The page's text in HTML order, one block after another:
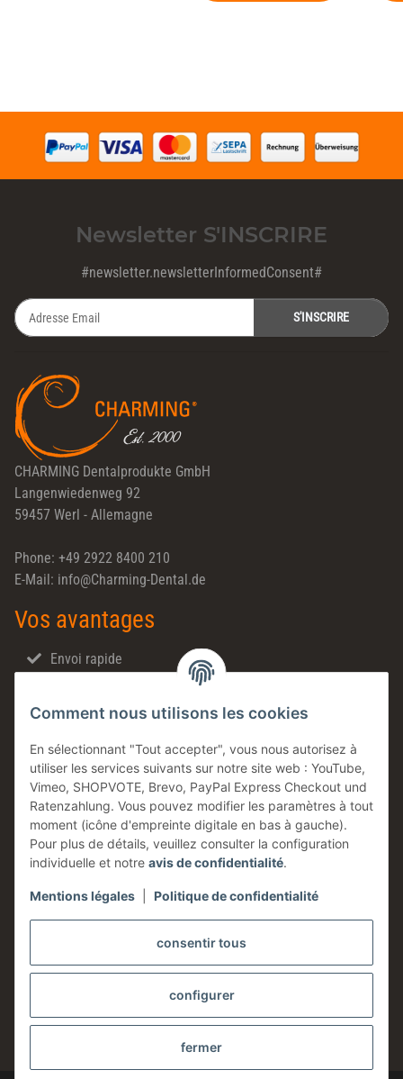
consentir tous
configurer
fermer
Comment nous utilisons les cookies
En sélectionnant "Tout accepter", vous nous autorisez à
utiliser les services suivants sur notre site web : YouTube,
Vimeo, SHOPVOTE, Brevo, PayPal Express Checkout und
Ratenzahlung. Vous pouvez modifier les paramètres à tout
moment (icône d'empreinte digitale en bas à gauche).
Pour plus de détails, veuillez consulter la configuration
individuelle et notre avis de confidentialité.
Mentions légales Politique de confidentialité
Newsletter S'INSCRIRE
#newsletter.newsletterInformedConsent#
S'INSCRIRE
CHARMING Dentalprodukte GmbH
Langenwiedenweg 92
59457 Werl - Allemagne
Phone: +49 2922 8400 210
E-Mail: info@Charming-Dental.de
Vos avantages
Envoi rapide
Made in Germany
Produits en stock
Entreprise familiale
Conseils technique
Information
Légales
* Tous les prix sont indiqués hors taxes,